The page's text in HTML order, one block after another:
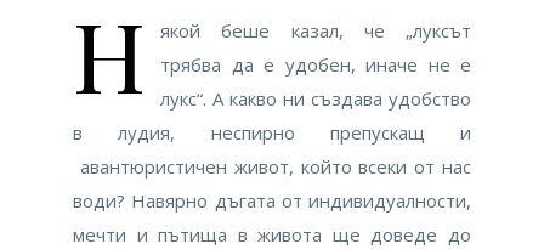
Н
якой беше казал, че „луксът
трябва да е удобен, иначе не е
лукс“. А какво ни създава удобство
в лудия, неспирно препускащ и
авантюристичен живот, който всеки от нас
води? Навярно дъгата от индивидуалности,
мечти и пътища в живота ще доведе до